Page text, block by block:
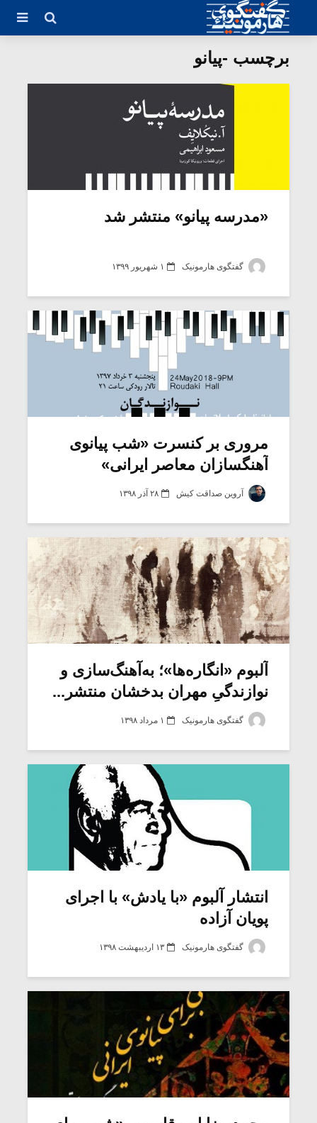
برچسب -پیانو
«مدرسه پیانو» منتشر شد
گفتگوی هارمونیک ۱ شهریور ۱۳۹۹
مروری بر کنسرت «شب پیانوی
آهنگسازان معاصر ایرانی»
آروین صداقت کیش ۲۸ آذر ۱۳۹۸
آلبوم «انگاره‌ها»؛ به‌آهنگ‌سازی و
نوازندگیِ مهران بدخشان منتشر...
گفتگوی هارمونیک ۱ مرداد ۱۳۹۸
انتشار آلبوم «با یادش» با اجرای
پویان آزاده
گفتگوی هارمونیک ۱۳ اردیبهشت ۱۳۹۸
میکلوش روژا
یادداشتی بر موسیقی
شیش و نیم»
اگر نمی توانی
مشهورترین باشی،
بدنام ترین باش